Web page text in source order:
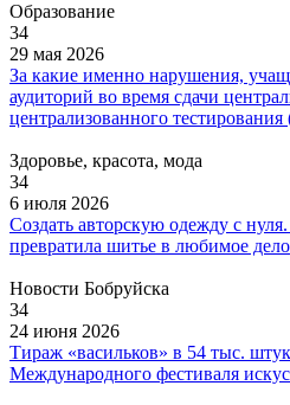
Образование
34
29 мая 2026
За какие именно нарушения,
аудиторий во время сдачи
централизованного
Здоровье, красота, мода
34
6 июля 2026
Создать авторскую одежду с
превратила шитье в любимое дело
Новости Бобруйска
34
24 июня 2026
Тираж «васильков» в 54 тыс.
Международного фестиваля